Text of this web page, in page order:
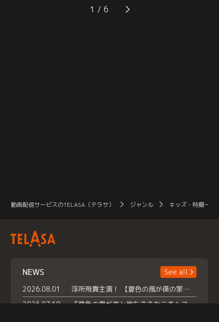
いに乗ろうとするが、試合の最中ソ
アラにとんでもない変化が訪れる！
て画家としての自分にもファンがい
たことを思うのだった。会場全体を
1
動画配信サービスのTELASA（テラサ） ジャンル キッズ・特撮一覧
NEWS
See all
2026.08.01
浮所飛貴主演！ 【夏色の風が僕の家にやってきた】 本日よりテラサで独占配信スタート！
2026.07.18
『夏色の雲が恋と嵐をまきおこす』スペシャルメイキング 【Part1】2026年７月18日（土）23時30分～配信スタート！話題のシーンの裏側を大公開！豪華キャスト大集合！ 『武宮家 真夏の家族会議』開催！